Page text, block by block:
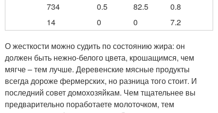
734
0.5 82.5
0.8
14
0 0 7.2
О жесткости можно судить по состоянию жира: он
должен быть нежно-белого цвета, крошащимся, чем
мягче – тем лучше. Деревенские мясные продукты
всегда дороже фермерских, но разница того стоит. И
последний совет домохозяйкам. Чем тщательнее вы
предварительно поработаете молоточком, тем